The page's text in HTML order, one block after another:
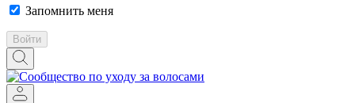
Запомнить меня
Войти